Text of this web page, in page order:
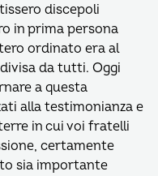
discepoli
in prima persona
ordinato era al
da tutti. Oggi
a questa
alla testimonianza e
in cui voi fratelli
certamente
sia importante